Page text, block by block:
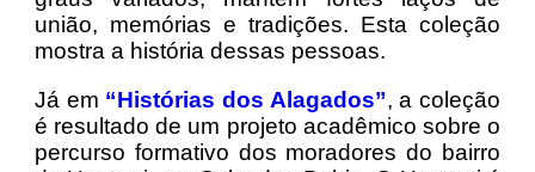
união, memórias e tradições. Esta coleção
mostra a história dessas pessoas.
Já em “Histórias dos Alagados”, a coleção
é resultado de um projeto acadêmico sobre o
percurso formativo dos moradores do bairro